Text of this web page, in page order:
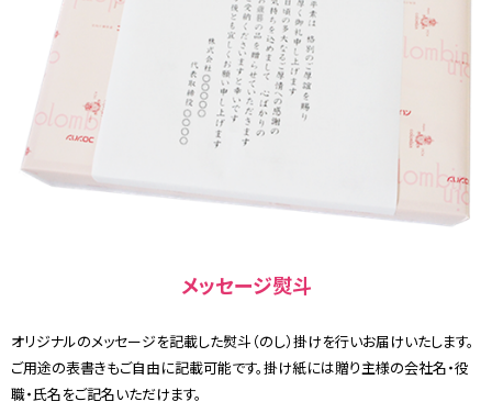
メッセージ熨斗
オリジナルのメッセージを記載した熨斗（のし）掛けを行いお届けいたします。
ご用途の表書きもご自由に記載可能です。掛け紙には贈り主様の会社名・役
職・氏名をご記名いただけます。